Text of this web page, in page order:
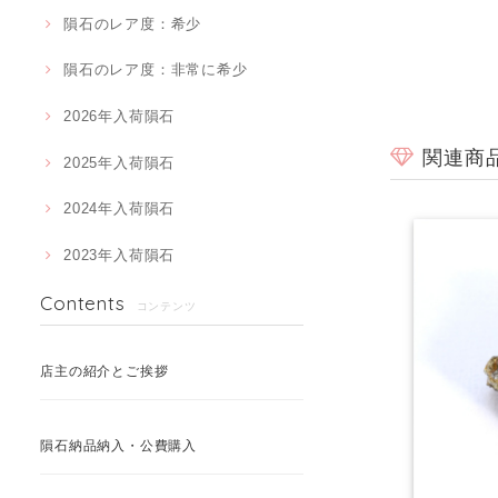
隕石のレア度：希少
隕石のレア度：非常に希少
2026年入荷隕石
2025年入荷隕石
2024年入荷隕石
2023年入荷隕石
Contents コンテンツ
店主の紹介とご挨拶
隕石納品納入・公費購入
関連商